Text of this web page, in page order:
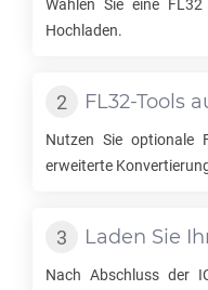
Wählen Sie eine FL32
Hochladen.
FL32-Tools
Nutzen Sie optionale
erweiterte
Laden Sie
Nach Abschluss der